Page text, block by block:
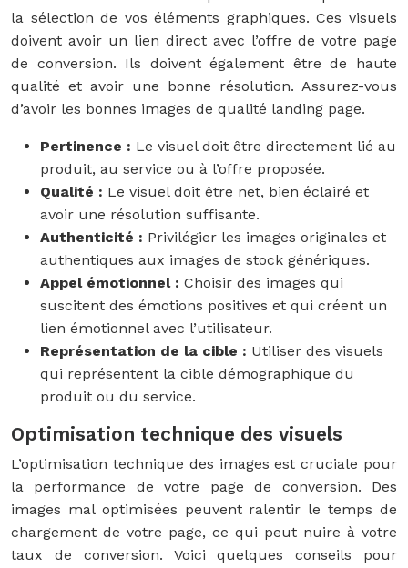
la sélection de vos éléments graphiques. Ces visuels
doivent avoir un lien direct avec l’offre de votre page
de conversion. Ils doivent également être de haute
qualité et avoir une bonne résolution. Assurez-vous
d’avoir les bonnes images de qualité landing page.
Pertinence : Le visuel doit être directement lié au
produit, au service ou à l’offre proposée.
Qualité : Le visuel doit être net, bien éclairé et
avoir une résolution suffisante.
Authenticité : Privilégier les images originales et
authentiques aux images de stock génériques.
Appel émotionnel : Choisir des images qui
suscitent des émotions positives et qui créent un
lien émotionnel avec l’utilisateur.
Représentation de la cible : Utiliser des visuels
qui représentent la cible démographique du
produit ou du service.
Optimisation technique des visuels
L’optimisation technique des images est cruciale pour
la performance de votre page de conversion. Des
images mal optimisées peuvent ralentir le temps de
chargement de votre page, ce qui peut nuire à votre
taux de conversion. Voici quelques conseils pour